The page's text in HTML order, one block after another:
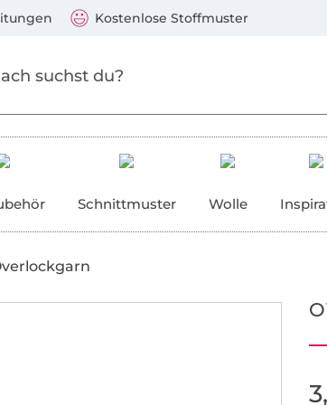
Kostenlose Stoffmuster
Schnittmuster Wolle
Mastercard, PayPal, Giropay, Kauf auf